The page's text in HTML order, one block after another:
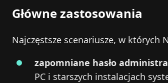
Główne zastosowania
Najczęstsze scenariusze, w których
zapomniane hasło
PC i starszych instalacjach